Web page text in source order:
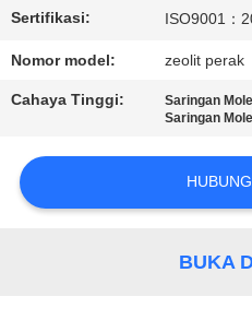
BERITA
KASUS
SITEMAP
Sertifikasi: ISO9001：
Nomor model: zeolit ​​perak
Cahaya Tinggi: Saringan
Saringan
BUKA